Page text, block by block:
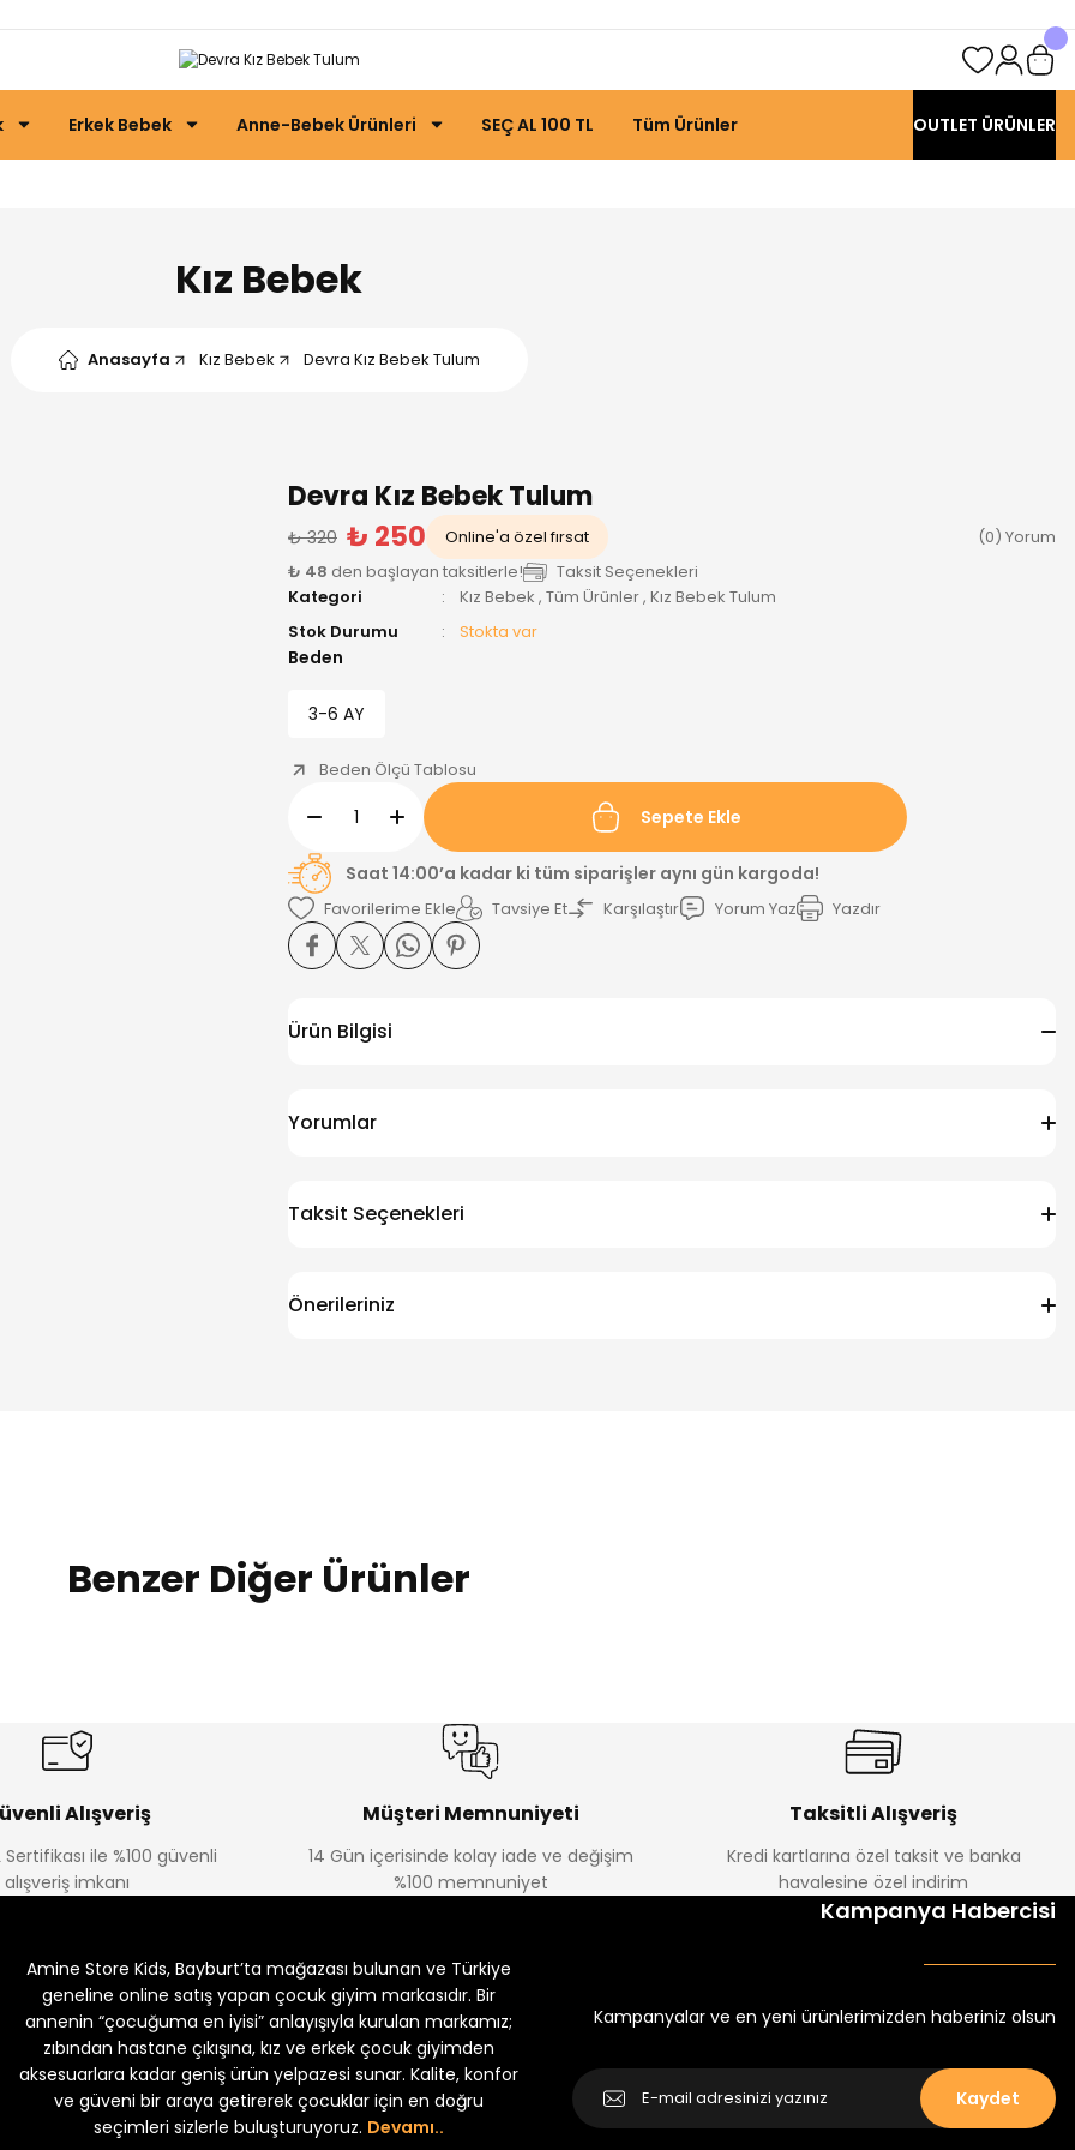
Erkek Bebek Anne-Bebek Ürünleri SEÇ AL 100 TL Tüm Ürünler OUTLET ÜRÜNLER
Kız Bebek
Anasayfa Kız Bebek Devra Kız Bebek Tulum
Devra Kız Bebek Tulum
₺ 320 ₺ 250 Online'a özel fırsat
(0) Yorum
₺ 48 den başlayan taksitlerle!
Taksit Seçenekleri
Kategori
Kız Bebek , Tüm Ürünler, Kız Bebek Tulum
Stok Durumu
Stokta var
Beden
3-6 AY
Beden Ölçü Tablosu
Sepete Ekle
Saat 14:00’a kadar ki tüm siparişler aynı gün kargoda!
Tavsiye Et Karşılaştır Yorum Yaz Yazdır
Ürün Bilgisi
Yorumlar
Taksit Seçenekleri
Önerileriniz
Benzer Diğer Ürünler
Koren Kız Çocuk ve Bebek Tayt Koren Kız Çocuk ve Bebek Tayt
250
%22
Yeni
₺ 320 ₺ 250
%22
Yeni
₺ 320 ₺ 250
Alışveriş
Sertifikası ile %100 güvenli
alışveriş imkanı
Müşteri Memnuniyeti
14 Gün içerisinde kolay iade ve değişim
%100 memnuniyet
Taksitli Alışveriş
Kredi kartlarına özel taksit ve banka
havalesine özel indirim
Amine Store Kids, Bayburt’ta mağazası bulunan ve Türkiye
geneline online satış yapan çocuk giyim markasıdır. Bir
annenin “çocuğuma en iyisi” anlayışıyla kurulan markamız;
zıbından hastane çıkışına, kız ve erkek çocuk giyimden
aksesuarlara kadar geniş ürün yelpazesi sunar. Kalite, konfor
ve güveni bir araya getirerek çocuklar için en doğru
seçimleri sizlerle buluşturuyoruz. Devamı..
Kampanya Habercisi
Kampanyalar ve en yeni ürünlerimizden haberiniz olsun
Kaydet